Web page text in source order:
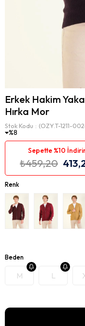
Erkek Hakim
Hırka Mor
Stok Kodu (OZY.T-1211-
8
Sepette %10
₺459,20
Renk
Beden
M L